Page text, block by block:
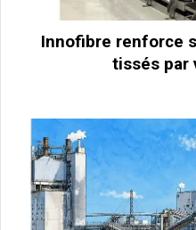
Innofibre renforce
tissés par